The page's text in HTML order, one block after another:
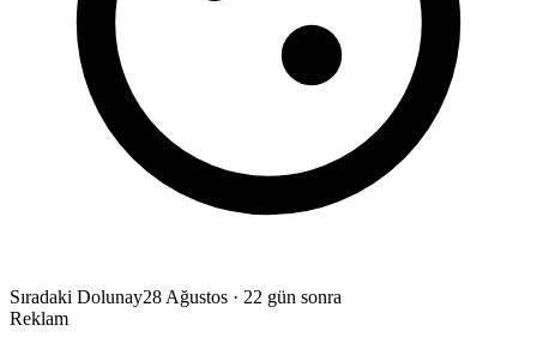
Sıradaki Dolunay28 Ağustos · 22 gün sonra
Reklam